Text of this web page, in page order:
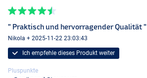
" Praktisch und hervorragender Qualität "
Nikola + 2025-11-22 23:03:43
Ich empfehle dieses Produkt weiter
Pluspunkte